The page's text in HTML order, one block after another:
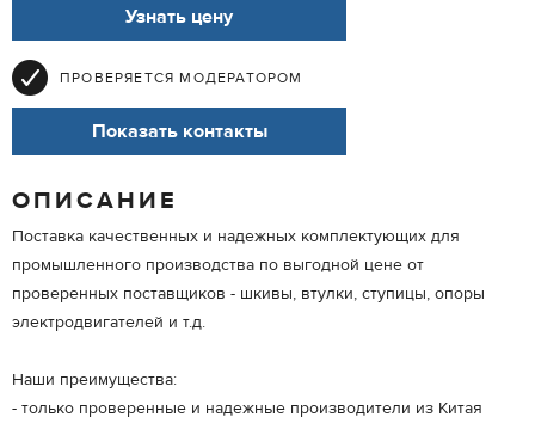
Узнать цену
ПРОВЕРЯЕТСЯ МОДЕРАТОРОМ
Показать контакты
ОПИСАНИЕ
Поставка качественных и надежных комплектующих для
промышленного производства по выгодной цене от
проверенных поставщиков - шкивы, втулки, ступицы, опоры
электродвигателей и т.д.
Наши преимущества:
- только проверенные и надежные производители из Китая